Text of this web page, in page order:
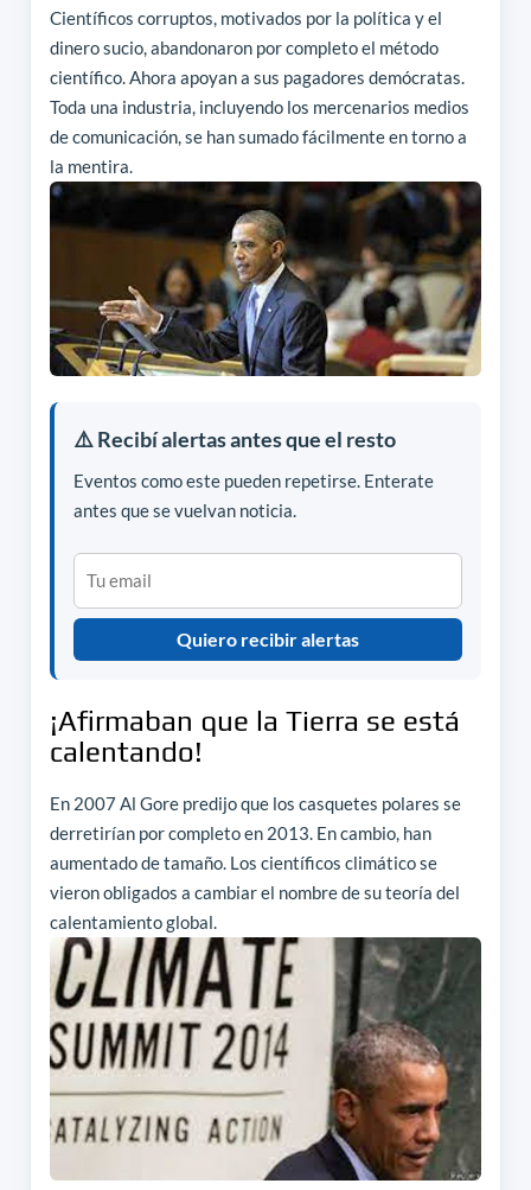
Científicos corruptos, motivados por la política y el
dinero sucio, abandonaron por completo el método
científico. Ahora apoyan a sus pagadores demócratas.
Toda una industria, incluyendo los mercenarios medios
de comunicación, se han sumado fácilmente en torno a
la mentira.
⚠️ Recibí alertas antes que el resto
Eventos como este pueden repetirse. Enterate
antes que se vuelvan noticia.
Quiero recibir alertas
¡Afirmaban que la Tierra se está
calentando!
En 2007 Al Gore predijo que los casquetes polares se
derretirían por completo en 2013. En cambio, han
aumentado de tamaño. Los científicos climático se
vieron obligados a cambiar el nombre de suteoría del
calentamiento global.